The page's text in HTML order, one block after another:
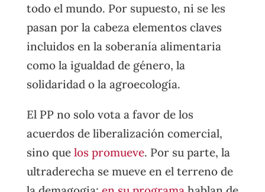
todo el mundo. Por supuesto, ni se les
pasan por la cabeza elementos claves
incluidos en la soberanía alimentaria
como la igualdad de género, la
solidaridad o la agroecología.
El PP no solo vota a favor de los
acuerdos de liberalización comercial,
sino que los promueve. Por su parte, la
ultraderecha se mueve en el terreno de